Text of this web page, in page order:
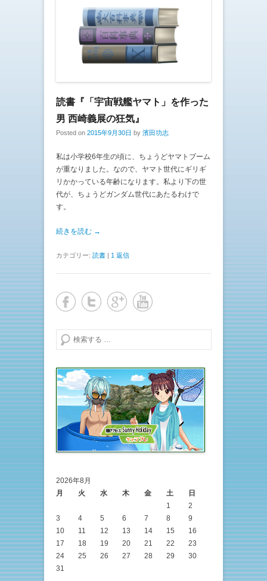
読書『「宇宙戦艦ヤマト」を作った
男 西崎義展の狂気』
Posted on 2015年9月30日 by 濱田功志
私は小学校6年生の頃に、ちょうどヤマトブーム
が重なりました。なので、ヤマト世代にギリギ
リかかっている年齢になります。私より下の世
代が、ちょうどガンダム世代にあたるわけで
す。
続きを読む →
カテゴリー: 読書 | 1 返信
検索する
2026年8月
月
火 水 木 金 土
日
1
2
3
4 5 6 7 8
9
10
11 12 13 14 15
16
17
18 19 20 21 22
23
24
25 26 27 28 29
30
31